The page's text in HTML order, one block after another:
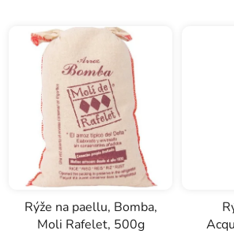
Rýže na paellu, Bomba,
Moli Rafelet, 500g